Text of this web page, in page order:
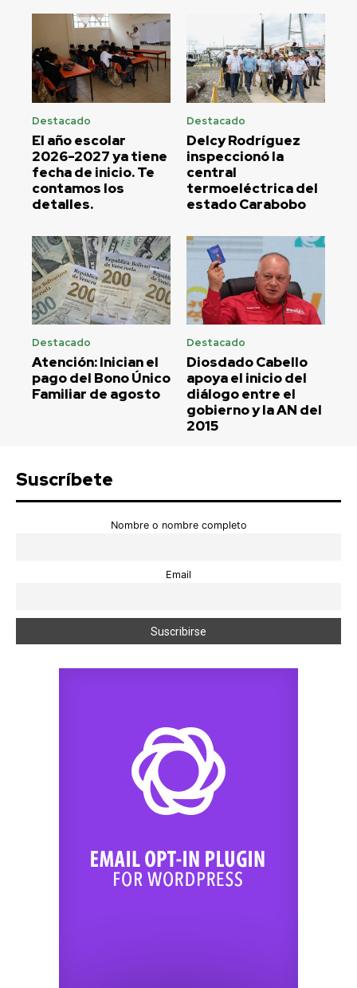
Destacado
El año escolar
2026-2027 ya tiene
fecha de inicio. Te
contamos los
detalles.
Destacado
Delcy Rodríguez
inspeccionó la
central
termoeléctrica del
estado Carabobo
Destacado
Atención: Inician el
pago del Bono Único
Familiar de agosto
Destacado
Diosdado Cabello
apoya el inicio del
diálogo entre el
gobierno y la AN del
2015
Suscríbete
Nombre o nombre completo
Email